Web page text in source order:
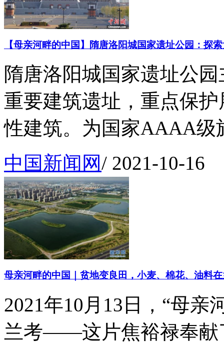
【母亲河畔的中国】隋唐洛阳城国家遗址公园：探
隋唐洛阳城国家遗址公
重要建筑遗址，重点保
性建筑。为国家AAAA级
中国新闻网/ 2021-10-16
母亲河畔的中国｜贫地变良田，小麦、棉花、油料
2021年10月13日，“母亲
兰考——这片焦裕禄奉献